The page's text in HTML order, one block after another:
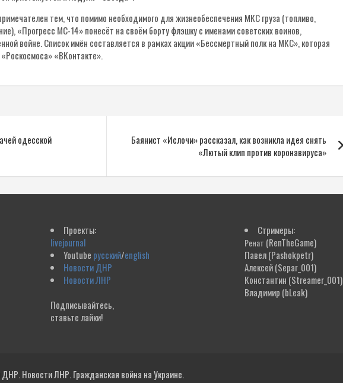
тем, что помимо необходимого для жизнеобеспечения МКС груза (топливо,
«Прогресс МС-14» понесёт на своём борту флэшку с именами советских воинов,
войне. Список имён составляется в рамках акции «Бессмертный полк на МКС», которая
«ВКонтакте».
одесской
Баянист «Ислочи» рассказал, как возникла идея снять
«Лютый клип против коронавируса»
Проекты:
livejournal
Youtube русский/english
Новости ДНР
Новости ЛНР
Подписывайтесь,
ставьте лайки!
Стримеры:
Ренат (RenTheGame)
Павел(Pashokpetr)
Алексей(Separ_001)
Константин (Streamer_001)
Владимир (bLeak)
Новости ЛНР. Гражданская война на Украине.